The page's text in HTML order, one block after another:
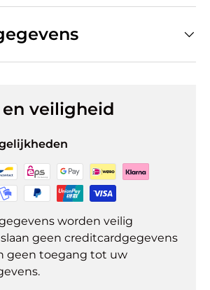
veiligheid
worden veilig
geen creditcardgegevens
geen toegang tot uw